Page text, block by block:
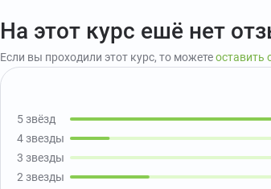
На этот курс ешё нет
Если вы проходили этот курс, то можетеоставить
5 звёзд
4 звезды
3 звезды
2 звезды